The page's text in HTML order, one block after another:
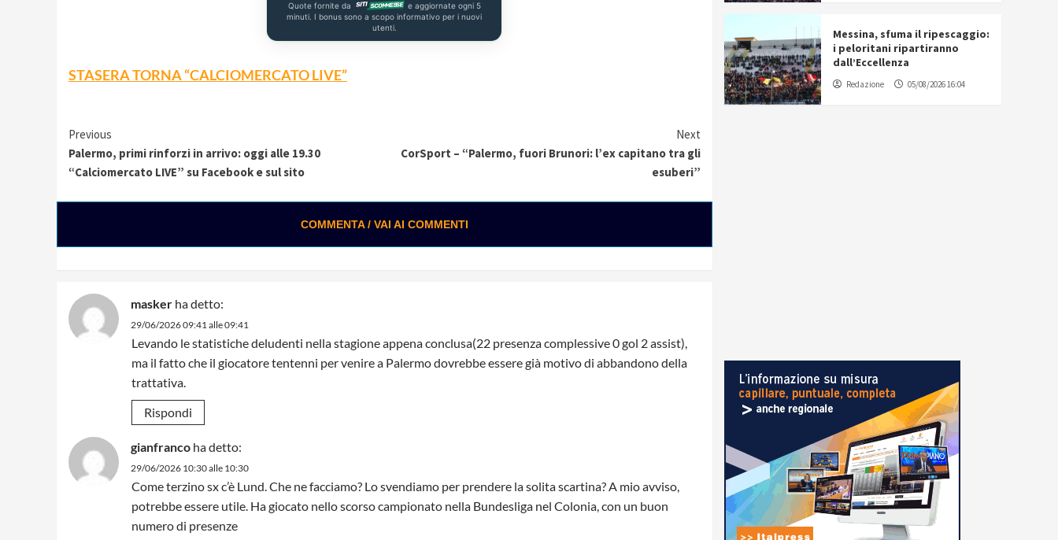
Quote fornite da
e aggiornate ogni 5
minuti. I bonus sono a scopo informativo per i nuovi
utenti.
STASERA TORNA “CALCIOMERCATO LIVE”
Continue
Reading
Previous
Palermo, primi rinforzi in arrivo: oggi alle 19.30
“Calciomercato LIVE” su Facebook e sul sito
Next
CorSport – “Palermo, fuori Brunori: l’ex capitano tra gli
esuberi”
COMMENTA / VAI AI COMMENTI
masker ha detto:
29/06/2026 09:41 alle 09:41
Levando le statistiche deludenti nella stagione appena conclusa(22 presenza complessive 0 gol 2 assist),
ma il fatto che il giocatore tentenni per venire a Palermo dovrebbe essere già motivo di abbandono della
trattativa.
Rispondi
gianfranco ha detto:
29/06/2026 10:30 alle 10:30
Come terzino sx c’è Lund. Che ne facciamo? Lo svendiamo per prendere la solita scartina? A mio avviso,
potrebbe essere utile. Ha giocato nello scorso campionato nella Bundesliga nel Colonia, con un buon
numero di presenze
Messina, sfuma il ripescaggio:
i peloritani ripartiranno
dall’Eccellenza
Redazione 05/08/2026 16:04